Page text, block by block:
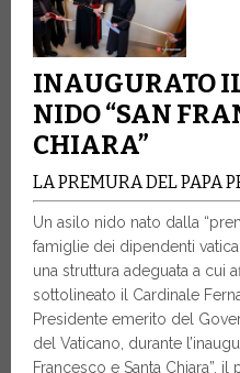
INAUGURATO
NIDO “SAN
CHIARA”
LA PREMURA DEL PAPA
Un asilo nido nato dalla
famiglie dei dipendenti
una struttura adeguata a cui
sottolineato il Cardinale
Presidente emerito del
del Vaticano, durante
Francesco e Santa Chiara”,